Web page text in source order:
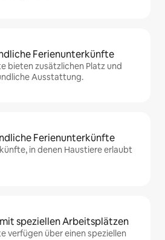
Ferienunterkünfte
bieten zusätzlichen Platz und
Ausstattung.
Ferienunterkünfte
in denen Haustiere erlaubt
speziellen Arbeitsplätzen
verfügen über einen speziellen